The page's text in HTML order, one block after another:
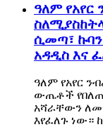
ዓለም የአየር
ሲመጣ፣
አዳዲስ እና
ዓለም የአየር
ውጤቶች የበለጠ
አሻራቸውን
እየፈለጉ ነው።